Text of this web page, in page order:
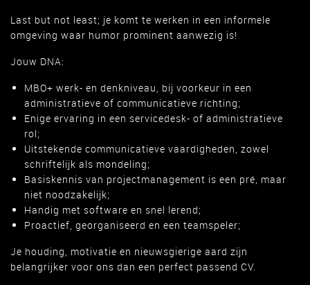
Last but not least; je komt te werken in een informele
omgeving waar humor prominent aanwezig is!
Jouw DNA:
MBO+ werk- en denkniveau, bij voorkeur in een
administratieve of communicatieve richting;
Enige ervaring in een servicedesk- of administratieve
rol;
Uitstekende communicatieve vaardigheden, zowel
schriftelijk als mondeling;
Basiskennis van projectmanagement is een pré, maar
niet noodzakelijk;
Handig met software en snel lerend;
Proactief, georganiseerd en een teamspeler;
Je houding, motivatie en nieuwsgierige aard zijn
belangrijker voor ons dan een perfect passend CV.